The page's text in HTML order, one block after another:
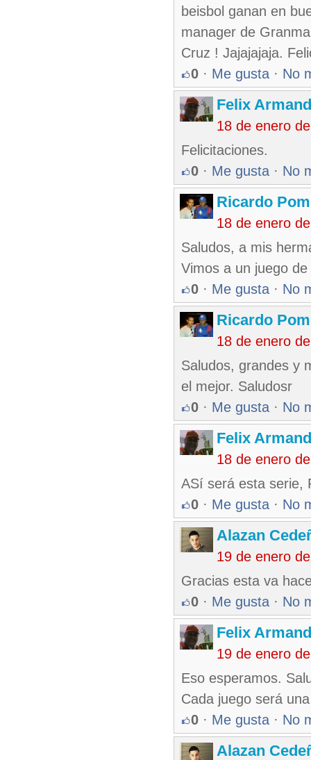
beisbol ganan en
manager de
Cruz ! Jajajajaja.
0 · Me gusta · No
Felix
18 de enero
Felicitaciones.
0 · Me gusta · No
Ricardo
18 de enero
Saludos, a mis
Vimos a un juego
0 · Me gusta · No
Ricardo
18 de enero
Saludos, grandes y
el mejor. Saludosr
0 · Me gusta · No
Felix
18 de enero
ASí será esta serie,
0 · Me gusta · No
Alazan
19 de enero
Gracias esta va
0 · Me gusta · No
Felix
19 de enero
Eso esperamos.
Cada juego será
0 · Me gusta · No
Alazan